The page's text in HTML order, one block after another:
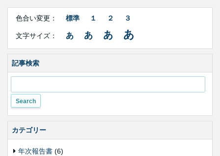
Right
Contents
合
変
色合い変更： 標準 １ ２ ３
文字サイズ： あ あ あ あ
記事検索
カテゴリー
年次報告書 (6)